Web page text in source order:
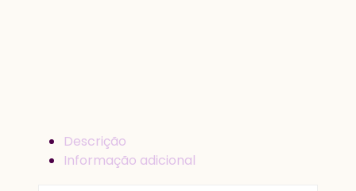
Descrição
Informação adicional